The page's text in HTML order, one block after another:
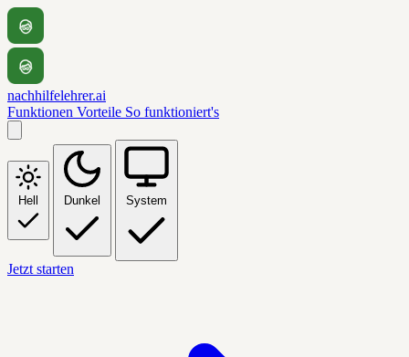
nachhilfelehrer.ai
Funktionen Vorteile So funktioniert's
Hell Dunkel System
Jetzt starten